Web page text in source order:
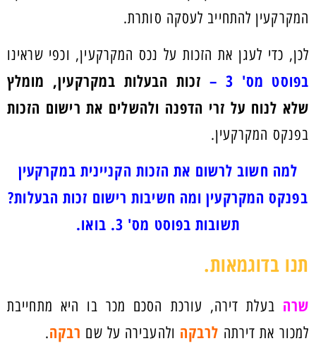
המקרקעין להתחייב לעסקה סותרת.
לכן, כדי לעגן את הזכות על נכס המקרקעין, וכפי שראינו
בפוסט מס' 3 –
זכות הבעלות במקרקעין, מומלץ
שלא לנוח על זרי הדפנה ולהשלים את רישום הזכות
בפנקס המקרקעין.
למה חשוב לרשום את הזכות הקניינית במקרקעין
בפנקס המקרקעין ומה חשיבות רישום זכות הבעלות?
תשובות בפוסט מס' 3. בואו.
תנו בדוגמאות.
שרה בעלת דירה, עורכת הסכם מכר בו היא מתחייבת
למכור את דירתה לרבקה ולהעבירה על שם רבקה.